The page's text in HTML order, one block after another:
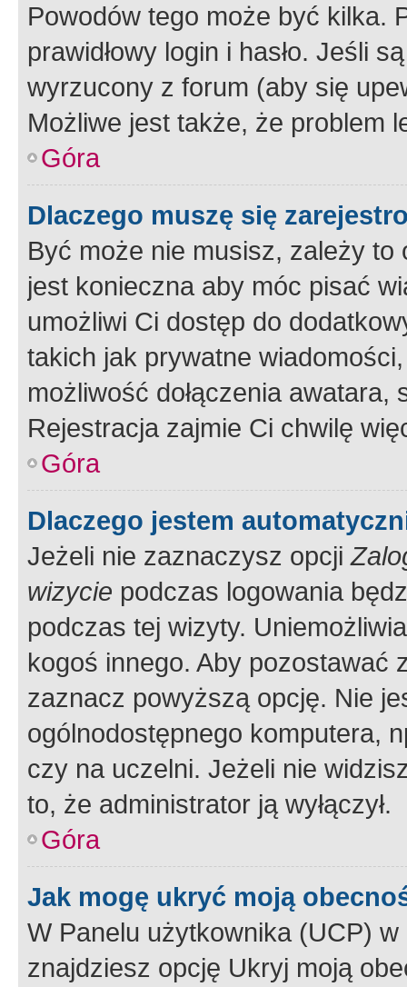
Powodów tego może być kilka.
prawidłowy login i hasło. Jeśli
wyrzucony z forum (aby się
Możliwe jest także, że problem
Góra
Dlaczego muszę się
Być może nie musisz, zależy
jest konieczna aby móc pisać
umożliwi Ci dostęp do
takich jak prywatne
możliwość dołączenia
Rejestracja zajmie Ci chwilę
Góra
Dlaczego jestem
Jeżeli nie zaznaczysz opcji
wizycie podczas logowania
podczas tej wizyty.
kogoś innego. Aby pozostawać
zaznacz powyższą opcję. Nie
ogólnodostępnego komputera,
czy na uczelni. Jeżeli nie
to, że administrator ją wyłączył.
Góra
Jak mogę ukryć moją
W Panelu użytkownika (UCP) w
znajdziesz opcję Ukryj moją